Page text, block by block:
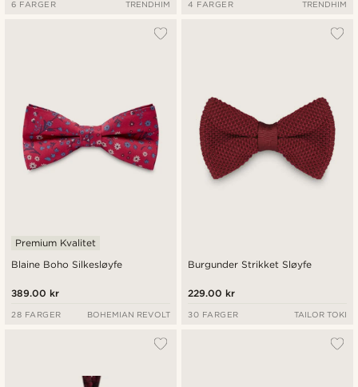
6 FARGER TRENDHIM 4 FARGER TRENDHIM
Blaine Boho Silkesløyfe
Premium Kvalitet
389.00 kr
28 FARGER BOHEMIAN REVOLT
Burgunder Strikket Sløyfe
229.00 kr
30 FARGER TAILOR TOKI